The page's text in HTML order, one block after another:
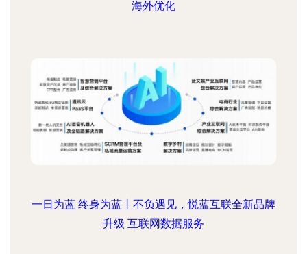
海外优化
一日为蓝 终身为蓝丨不负遇见，悦蓝互联全新品牌
升级 互联网数据服务